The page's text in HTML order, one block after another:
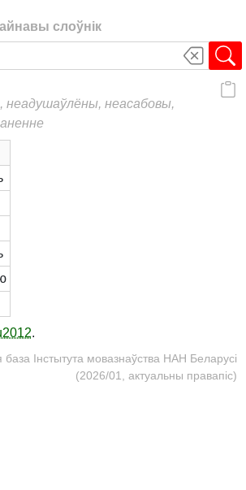
слоўнік
неадушаўлёны, неасабовы,
.
Інстытута мовазнаўства НАН Беларусі
(2026/01, актуальны правапіс)